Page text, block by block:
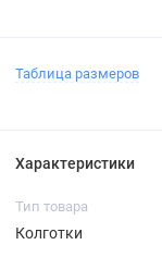
Таблица размеров
Характеристики
Тип товара
Колготки